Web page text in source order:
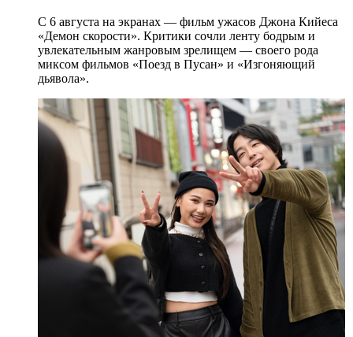
С 6 августа на экранах — фильм ужасов Джона Кийеса
«Демон скорости». Критики сочли ленту бодрым и
увлекательным жанровым зрелищeм — своего рода
миксом фильмов «Поезд в Пусан» и «Изгоняющий
дьявола».